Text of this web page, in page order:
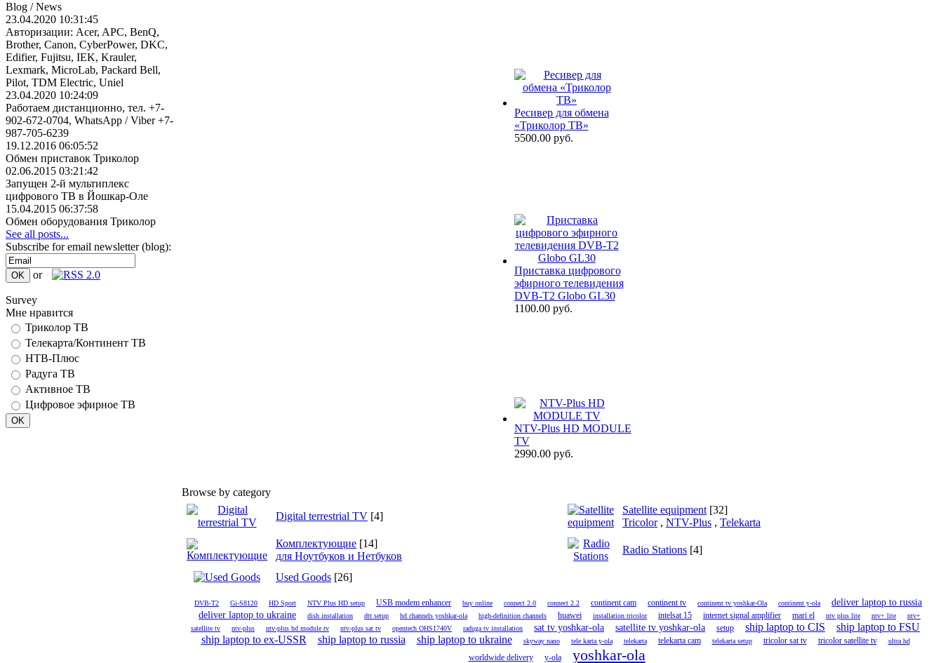
Blog / News
23.04.2020 10:31:45
Авторизации: Acer, APC, BenQ,
Brother, Canon, CyberPower, DKC,
Edifier, Fujitsu, IEK, Krauler,
Lexmark, MicroLab, Packard Bell,
Pilot, TDM Electric, Uniel
23.04.2020 10:24:09
Работаем дистанционно, тел. +7-
902-672-0704, WhatsApp / Viber +7-
987-705-6239
19.12.2016 06:05:52
Обмен приставок Триколор
02.06.2015 03:21:42
Запущен 2-й мультиплекс
цифрового ТВ в Йошкар-Оле
15.04.2015 06:37:58
Обмен оборудования Триколор
See all posts...
Subscribe for email newsletter (blog):
or
Survey
Мне нравится
Триколор ТВ
Телекарта/Континент ТВ
НТВ-Плюс
Радуга ТВ
Активное ТВ
Цифровое эфирное ТВ
Ресивер для обмена
«Триколор ТВ»
5500.00 руб.
Приставка цифрового
эфирного телевидения
DVB-T2 Globo GL30
1100.00 руб.
NTV-Plus HD MODULE
TV
2990.00 руб.
Browse by category
Digital terrestrial TV [4]
Satellite equipment [32]
Tricolor, NTV-Plus , Telekarta
Комплектующие [14]
для Ноутбуков и Нетбуков
Radio Stations [4]
Used Goods [26]
DVB-T2 Gi-S8120 HD Sport NTV Plus HD setup USB modem enhancer buy online connect 2.0 connect 2.2 continent cam continent tv continent tv yoshkar-Ola continent y-ola
deliver laptop to russia
deliver laptop to ukraine
dish installation dtt setup hd channels yoshkar-ola high-definition channels huawei installation tricolor intelsat 15 internet signal amplifier mari el ntv plus lite ntv+ lite
ntv+
satellite tv
ntv-plus ntv-plus hd module tv ntv-plus sat tv opentech OHS1740V raduga tv installation sat tv yoshkar-ola satellite tv yoshkar-ola setup ship laptop to CIS
ship laptop to FSU
ship laptop to ex-USSR
ship laptop to russia ship laptop to ukraine skyway nano tele karta y-ola telekarta telekarta cam telekarta setup tricolor sat tv tricolor satellite tv ultra hd
worldwide delivery y-ola yoshkar-ola